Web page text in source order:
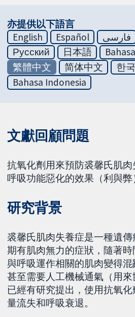
亦提供以下語言
English
Español فارسی
Русский
日本語
繁體中文
简体中文
한
Bahasa Indonesia
文獻回顧問題
抗氧化劑用來預防裘馨氏肌
呼吸功能惡化的效果（利與弊
研究背景
裘馨氏肌肉失養症是一種遺
期有肌肉無力的症狀，隨著時
與呼吸運作相關的肌肉變得混
甚至需要人工機械通氣（用來
已經有研究提出，使用抗氧
量流失和呼吸衰退。